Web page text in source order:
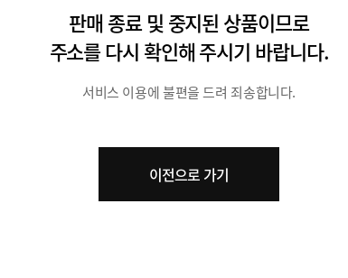
판매 종료 및 중지된 상품이므로
주소를 다시 확인해 주시기 바랍니다.
서비스 이용에 불편을 드려 죄송합니다.
이전으로 가기